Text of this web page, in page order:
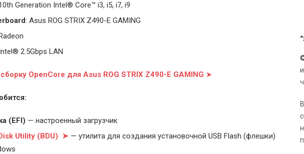
Generation Intel® Core™ i3, i5, i7, i9
: Asus ROG STRIX Z490-E GAMING
2.5Gbps LAN
OpenCore для Asus ROG STRIX Z490-E GAMING ➤
(EFI) — настроенный загрузчик
Utility (BDU) ➤ — утилита для создания установочной USB Flash (флешки)